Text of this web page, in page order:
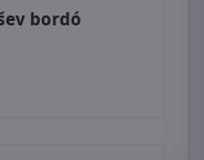
bordó